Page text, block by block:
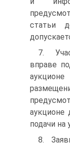
статьи
7.
вправе
аукционе
подачи на
8.